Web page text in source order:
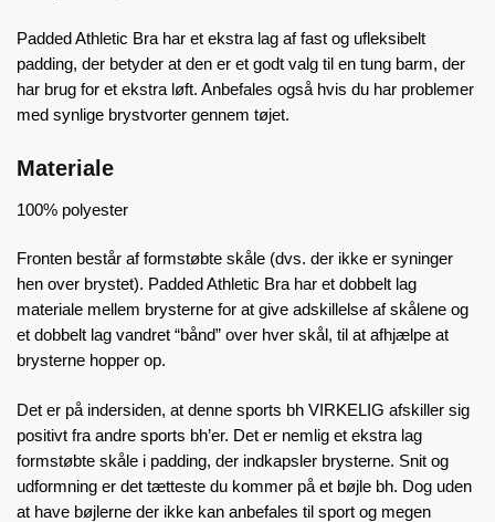
Padded Athletic Bra har et ekstra lag af fast og ufleksibelt
padding, der betyder at den er et godt valg til en tung barm, der
har brug for et ekstra løft. Anbefales også hvis du har problemer
med synlige brystvorter gennem tøjet.
Materiale
100% polyester
Fronten består af formstøbte skåle (dvs. der ikke er syninger
hen over brystet). Padded Athletic Bra har et dobbelt lag
materiale mellem brysterne for at give adskillelse af skålene og
et dobbelt lag vandret “bånd” over hver skål, til at afhjælpe at
brysterne hopper op.
Det er på indersiden, at denne sports bh VIRKELIG afskiller sig
positivt fra andre sports bh’er. Det er nemlig et ekstra lag
formstøbte skåle i padding, der indkapsler brysterne. Snit og
udformning er det tætteste du kommer på et bøjle bh. Dog uden
at have bøjlerne der ikke kan anbefales til sport og megen